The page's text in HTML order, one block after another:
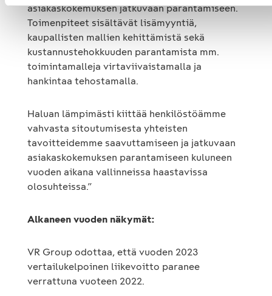
asiakaskokemuksen jatkuvaan parantamiseen.
Toimenpiteet sisältävät lisämyyntiä,
kaupallisten mallien kehittämistä sekä
kustannustehokkuuden parantamista mm.
toimintamalleja virtaviivaistamalla ja
hankintaa tehostamalla.
Haluan lämpimästi kiittää henkilöstöämme
vahvasta sitoutumisesta yhteisten
tavoitteidemme saavuttamiseen ja jatkuvaan
asiakaskokemuksen parantamiseen kuluneen
vuoden aikana vallinneissa haastavissa
olosuhteissa.”
Alkaneen vuoden näkymät:
VR Group odottaa, että vuoden 2023
vertailukelpoinen liikevoitto paranee
verrattuna vuoteen 2022.